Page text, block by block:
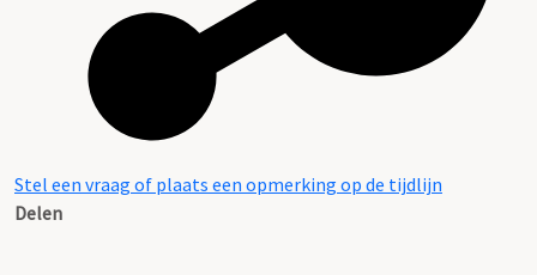
Stel een vraag of plaats een opmerking op de tijdlijn
Delen